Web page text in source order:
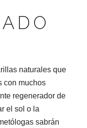
naturales que
con muchos
regenerador de
el sol o la
sabrán